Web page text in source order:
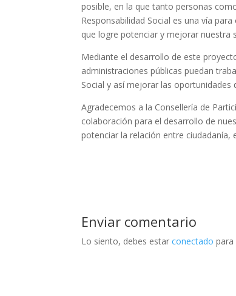
posible, en la que tanto personas
Responsabilidad Social es una vía
que logre potenciar y mejorar nuestra
Mediante el desarrollo de este
administraciones públicas puedan
Social y así mejorar las
Agradecemos a la Consellería de
colaboración para el desarrollo de
potenciar la relación entre ciudadanía,
Enviar comentario
Lo siento, debes estarconectado para